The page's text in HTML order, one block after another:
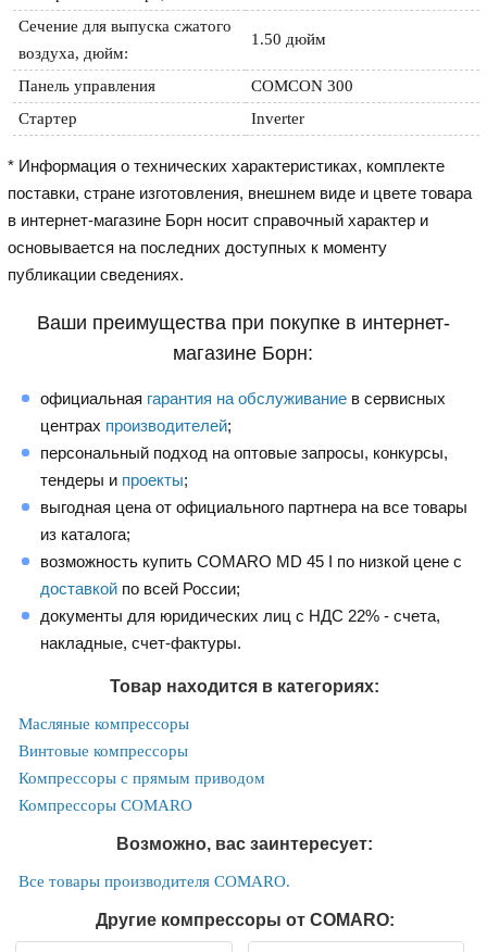
Сечение для выпуска сжатого
воздуха, дюйм:
1.50 дюйм
Панель управления
COMCON 300
Стартер
Inverter
* Информация о технических характеристиках, комплекте
поставки, стране изготовления, внешнем виде и цвете товара
в интернет-магазине Борн носит справочный характер и
основывается на последних доступных к моменту
публикации сведениях.
Ваши преимущества при покупке в интернет-
магазине Борн:
официальная гарантия на обслуживание в сервисных
центрах производителей;
персональный подход на оптовые запросы, конкурсы,
тендеры и проекты;
выгодная цена от официального партнера на все товары
из каталога;
возможность купить COMARO MD 45 I по низкой цене с
доставкой по всей России;
документы для юридических лиц с НДС 22% - счета,
накладные, счет-фактуры.
Товар находится в категориях:
Масляные компрессоры
Винтовые компрессоры
Компрессоры с прямым приводом
Компрессоры COMARO
Возможно, вас заинтересует:
Все товары производителя COMARO.
Другие компрессоры от COMARO: